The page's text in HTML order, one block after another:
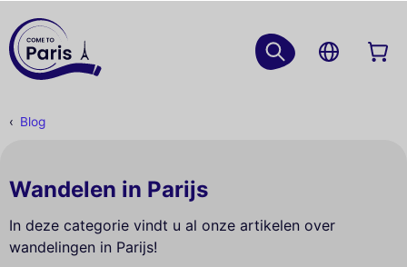
Blog
Wandelen in Parijs
In deze categorie vindt u al onze artikelen over
wandelingen in Parijs!